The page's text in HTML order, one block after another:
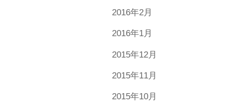
2016年2月
2016年1月
2015年12月
2015年11月
2015年10月